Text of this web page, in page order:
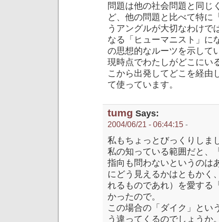
問題は他の社会問題と同じ
ど、他の問題と比べて特に
うアングルが大切なわけで
なる「ヒューマニスト」に
の思想的なルーツを示して
現時点でわたしがどこにい
こから出発してどこを経由
て使っています。
tumg Says:
2004/06/21 - 06:44:15 -
私もちょっとびっくりしま
私の知っている範囲だと、
指向も問わないというのは
にどう見えるかはともかく
れるものであれ）を愛する
かったので。
この場合の「ダイク」とい
う違ってくるのでしょうか